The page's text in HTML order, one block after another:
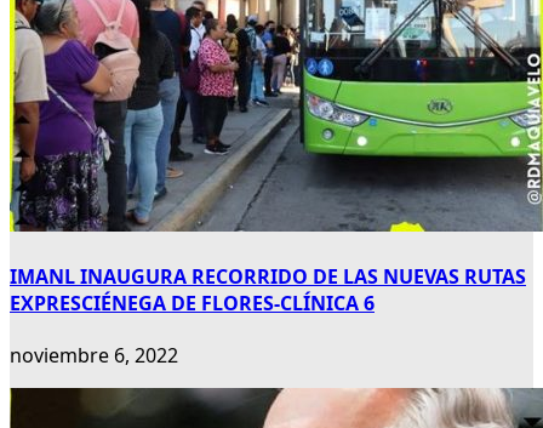
IMANL INAUGURA RECORRIDO DE LAS NUEVAS RUTAS
EXPRESCIÉNEGA DE FLORES-CLÍNICA 6
noviembre 6, 2022